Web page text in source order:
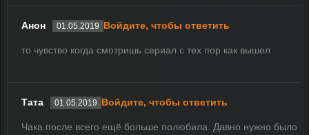
Анон 01.05.2019 Войдите, чтобы ответить
то чувство когда смотришь сериал с тех пор как вышел
Тата 01.05.2019 Войдите, чтобы ответить
Чака после всего ещё больше полюбила. Давно нужно было